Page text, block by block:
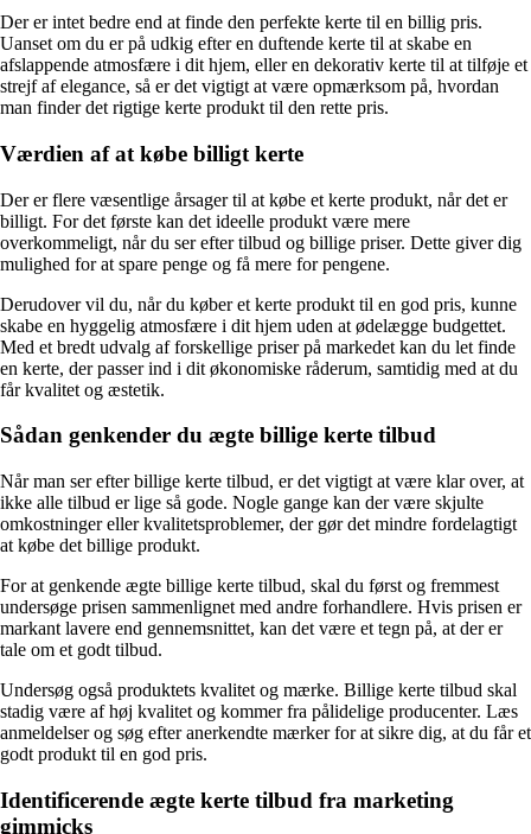
Der er intet bedre end at finde den perfekte kerte til en billig pris.
Uanset om du er på udkig efter en duftende kerte til at skabe en
afslappende atmosfære i dit hjem, eller en dekorativ kerte til at tilføje et
strejf af elegance, så er det vigtigt at være opmærksom på, hvordan
man finder det rigtige kerte produkt til den rette pris.
Værdien af at købe billigt kerte
Der er flere væsentlige årsager til at købe et kerte produkt, når det er
billigt. For det første kan det ideelle produkt være mere
overkommeligt, når du ser efter tilbud og billige priser. Dette giver dig
mulighed for at spare penge og få mere for pengene.
Derudover vil du, når du køber et kerte produkt til en god pris, kunne
skabe en hyggelig atmosfære i dit hjem uden at ødelægge budgettet.
Med et bredt udvalg af forskellige priser på markedet kan du let finde
en kerte, der passer ind i dit økonomiske råderum, samtidig med at du
får kvalitet og æstetik.
Sådan genkender du ægte billige kerte tilbud
Når man ser efter billige kerte tilbud, er det vigtigt at være klar over, at
ikke alle tilbud er lige så gode. Nogle gange kan der være skjulte
omkostninger eller kvalitetsproblemer, der gør det mindre fordelagtigt
at købe det billige produkt.
For at genkende ægte billige kerte tilbud, skal du først og fremmest
undersøge prisen sammenlignet med andre forhandlere. Hvis prisen er
markant lavere end gennemsnittet, kan det være et tegn på, at der er
tale om et godt tilbud.
Undersøg også produktets kvalitet og mærke. Billige kerte tilbud skal
stadig være af høj kvalitet og kommer fra pålidelige producenter. Læs
anmeldelser og søg efter anerkendte mærker for at sikre dig, at du får et
godt produkt til en god pris.
Identificerende ægte kerte tilbud fra marketing
gimmicks